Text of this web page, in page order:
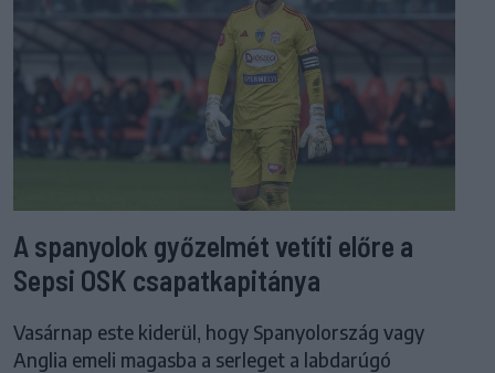
A spanyolok győzelmét vetíti előre a
Sepsi OSK csapatkapitánya
Vasárnap este kiderül, hogy Spanyolország vagy
Anglia emeli magasba a serleget a labdarúgó